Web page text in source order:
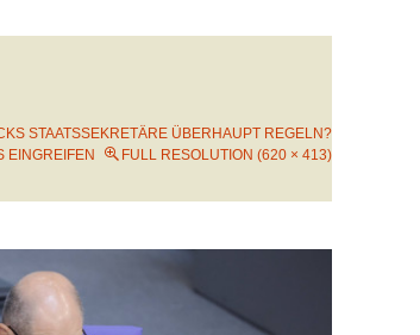
STAATSSEKRETÄRE ÜBERHAUPT REGELN?
EINGREIFEN
FULL RESOLUTION (620 × 413)